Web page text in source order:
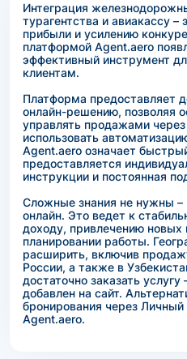
Интеграция
турагентства и авиакассу
прибыли и усилению
платформой Agent.aero
эффективный инструмент
клиентам.
Платформа предоставляет
онлайн-решению, позволяя
управлять продажами
использовать
Agent.aero означает
предоставляется
инструкции и постоянная
Сложные знания не нужны –
онлайн. Это ведет к
доходу, привлечению новых
планировании работы.
расширить, включив
России, а также в
достаточно заказать
добавлен на сайт.
бронирования через
Agent.aero.